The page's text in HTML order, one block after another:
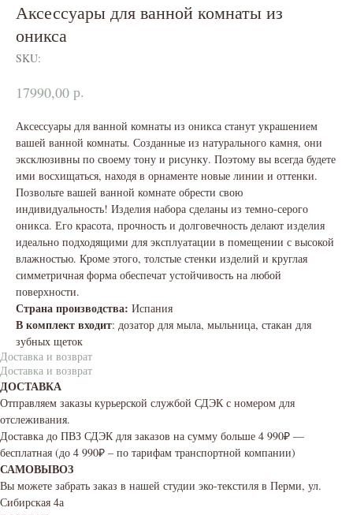
Аксессуары для ванной комнаты из
оникса
SKU:
17990,00 р.
Аксессуары для ванной комнаты из оникса станут украшением
вашей ванной комнаты. Созданные из натурального камня, они
эксклюзивны по своему тону и рисунку. Поэтому вы всегда будете
ими восхищаться, находя в орнаменте новые линии и оттенки.
Позвольте вашей ванной комнате обрести свою
индивидуальность! Изделия набора сделаны из темно-серого
оникса. Его красота, прочность и долговечность делают изделия
идеально подходящими для эксплуатации в помещении с высокой
влажностью. Кроме этого, толстые стенки изделий и круглая
симметричная форма обеспечат устойчивость на любой
поверхности.
Страна производства: Испания
В комплект входит: дозатор для мыла, мыльница, стакан для
зубных щеток
Доставка и возврат
Доставка и возврат
ДОСТАВКА
Отправляем заказы курьерской службой СДЭК с номером для
отслеживания.
Доставка до ПВЗ СДЭК для заказов на сумму больше 4 990₽ —
бесплатная (до 4 990₽ – по тарифам транспортной компании)
САМОВЫВОЗ
Вы можете забрать заказ в нашей студии эко-текстиля в Перми, ул.
Сибирская 4а